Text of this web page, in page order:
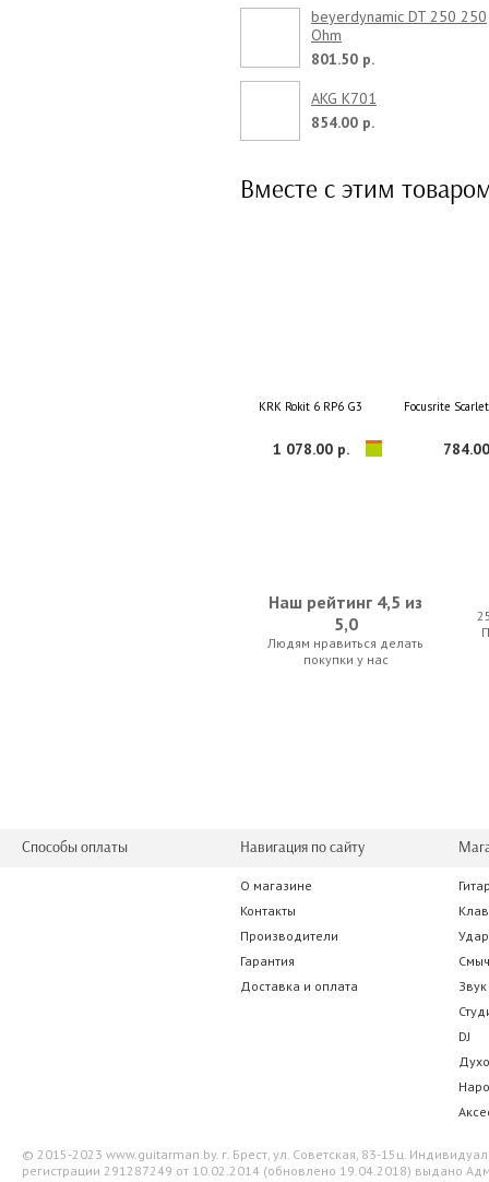
beyerdynamic DT 250 250
Ohm
801.50 р.
AKG K701
854.00 р.
Вместе с этим
KRK Rokit 6 RP6 G3
1 078.00 р.
Focusrite
RODE NT1000 Focusrite
1 365.00 р.
Focusrite
2
Наш рейтинг 4,5 из
5,0
Людям нравиться делать
покупки у нас
Способы оплаты Навигация по сайту
О магазине
Контакты
Производители
Гарантия
Доставка и оплата
Звук
DJ
© 2015-2023 www.guitarman.by. г. Брест, ул. Советская, 83-15ц.
регистрации 291287249 от 10.02.2014 (обновлено 19.04.2018) выдано